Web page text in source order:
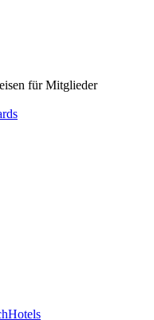
für Mitglieder
Hotels